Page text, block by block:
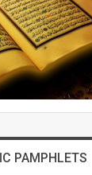
PAMPHLETS